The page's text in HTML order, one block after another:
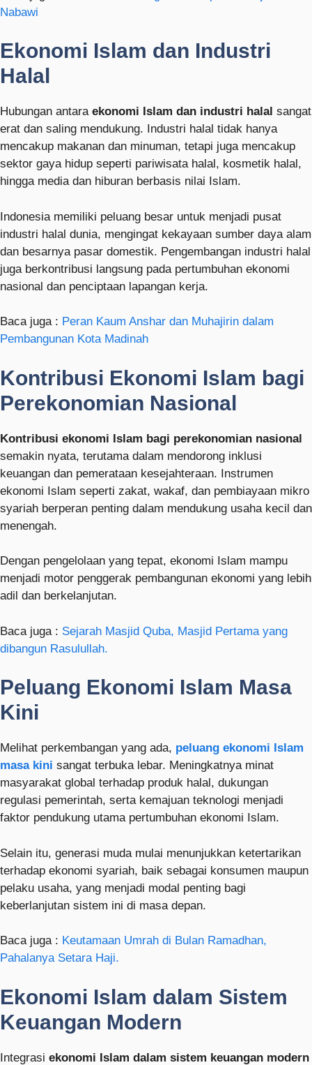
Nabawi
Ekonomi Islam dan Industri
Halal
Hubungan antara ekonomi Islam dan industri halal sangat
erat dan saling mendukung. Industri halal tidak hanya
mencakup makanan dan minuman, tetapi juga mencakup
sektor gaya hidup seperti pariwisata halal, kosmetik halal,
hingga media dan hiburan berbasis nilai Islam.
Indonesia memiliki peluang besar untuk menjadi pusat
industri halal dunia, mengingat kekayaan sumber daya alam
dan besarnya pasar domestik. Pengembangan industri halal
juga berkontribusi langsung pada pertumbuhan ekonomi
nasional dan penciptaan lapangan kerja.
Baca juga : Peran Kaum Anshar dan Muhajirin dalam
Pembangunan Kota Madinah
Kontribusi Ekonomi Islam bagi
Perekonomian Nasional
Kontribusi ekonomi Islam bagi perekonomian nasional
semakin nyata, terutama dalam mendorong inklusi
keuangan dan pemerataan kesejahteraan. Instrumen
ekonomi Islam seperti zakat, wakaf, dan pembiayaan mikro
syariah berperan penting dalam mendukung usaha kecil dan
menengah.
Dengan pengelolaan yang tepat, ekonomi Islam mampu
menjadi motor penggerak pembangunan ekonomi yang lebih
adil dan berkelanjutan.
Baca juga : Sejarah Masjid Quba, Masjid Pertama yang
dibangun Rasulullah.
Peluang Ekonomi Islam Masa
Kini
Melihat perkembangan yang ada, peluang ekonomi Islam
masa kini sangat terbuka lebar. Meningkatnya minat
masyarakat global terhadap produk halal, dukungan
regulasi pemerintah, serta kemajuan teknologi menjadi
faktor pendukung utama pertumbuhan ekonomi Islam.
Selain itu, generasi muda mulai menunjukkan ketertarikan
terhadap ekonomi syariah, baik sebagai konsumen maupun
pelaku usaha, yang menjadi modal penting bagi
keberlanjutan sistem ini di masa depan.
Baca juga : Keutamaan Umrah di Bulan Ramadhan,
Pahalanya Setara Haji.
Ekonomi Islam dalam Sistem
Keuangan Modern
Integrasi ekonomi Islam dalam sistem keuangan modern